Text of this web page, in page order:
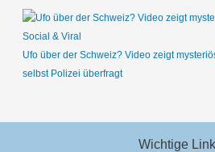
Social & Viral
Ufo über der Schweiz? Video zeigt
selbst Polizei überfragt
Wichtige